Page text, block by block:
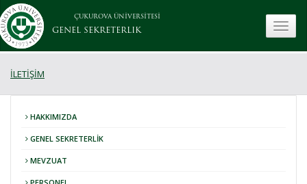
ÇUKUROVA ÜNİVERSİTESİ
GENEL SEKRETERLIK
İLETİŞİM
HAKKIMIZDA
GENEL SEKRETERLİK
MEVZUAT